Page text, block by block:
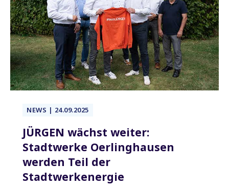
NEWS | 24.09.2025
JÜRGEN wächst weiter:
Stadtwerke Oerlinghausen
werden Teil der
Stadtwerkenergie